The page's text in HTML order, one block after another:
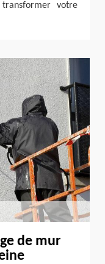
votre
de mur